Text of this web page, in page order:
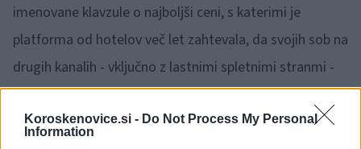
Koroskenovice.si - Do Not Process My Personal
Information
imenovane klavzule o najboljši ceni, s katerimi je
platforma od hotelov več let zahtevala, da svojih sob na
drugih kanalih - vključno z lastnimi spletnimi stranmi -
ne smejo ponujati po nižjih cenah kot na Bookingu.
Booking.com naj bi na ta način spodkopaval nadzor